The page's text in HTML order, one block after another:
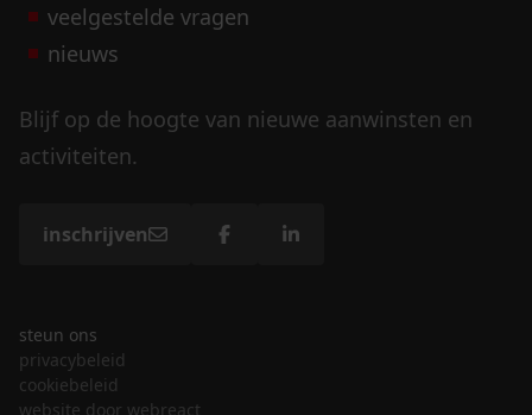
veelgestelde vragen
nieuws
Blijf op de hoogte van nieuwe aanwinsten en
activiteiten.
inschrijven
steun ons
privacybeleid
cookiebeleid
website door webreact